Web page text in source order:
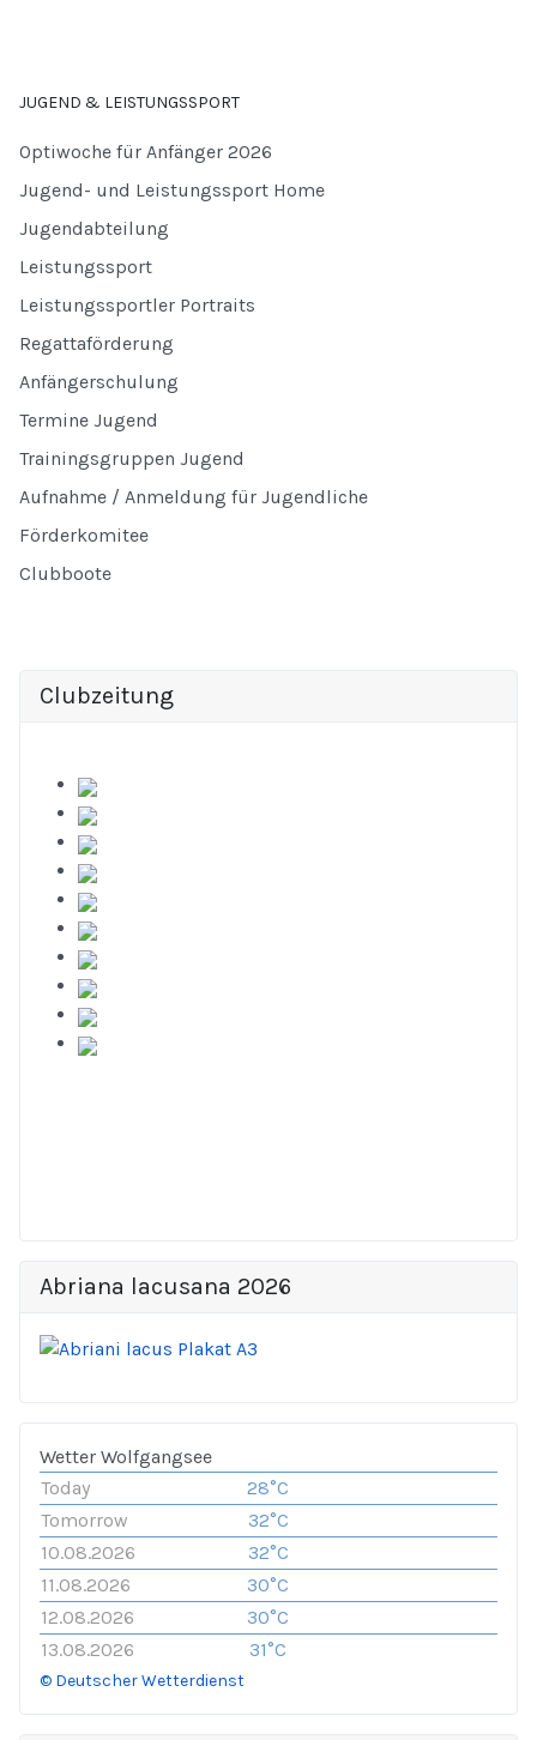
JUGEND & LEISTUNGSSPORT
Optiwoche für Anfänger 2026
Jugend- und Leistungssport Home
Jugendabteilung
Leistungssport
Leistungssportler Portraits
Regattaförderung
Anfängerschulung
Termine Jugend
Trainingsgruppen Jugend
Aufnahme / Anmeldung für Jugendliche
Förderkomitee
Clubboote
Clubzeitung
Abriana lacusana 2026
Wetter Wolfgangsee
Today
28°C
Tomorrow
32°C
10.08.2026
32°C
11.08.2026
30°C
12.08.2026
30°C
13.08.2026
31°C
© Deutscher Wetterdienst